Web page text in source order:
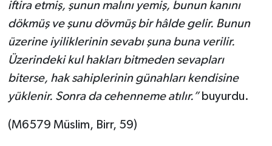
iftira etmiş, şunun malını yemiş, bunun kanını
dökmüş ve şunu dövmüş bir hâlde gelir. Bunun
üzerine iyiliklerinin sevabı şuna buna verilir.
Üzerindeki kul hakları bitmeden sevapları
biterse, hak sahiplerinin günahları kendisine
yüklenir. Sonra da cehenneme atılır.”buyurdu.
(M6579 Müslim, Birr, 59)
Karaman Müftülüğü
Kars Müftülüğü
Kastamonu Müftülüğü
Kayseri Müftülüğü